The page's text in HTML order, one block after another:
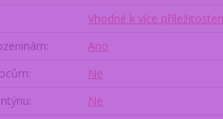
Vhodné k více
Ano
Ne
Ne